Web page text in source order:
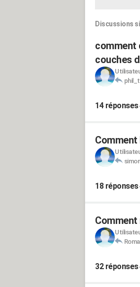
Discussions
comment
couches
14 réponses
Comment
18 réponses
32 réponses